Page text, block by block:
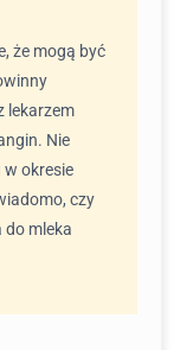
że mogą być
lekarzem
Nie
okresie
czy
do mleka